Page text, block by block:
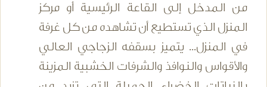
من المدخل إلى القاعة الرئيسية أو مركز
المنزل الذي تستطيع أن تشاهده من كل غرفة
في المنزل... يتميز بسقفه الزجاجي العالي
والأقواس والنوافذ والشرفات الخشبية المزينة